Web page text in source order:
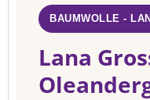
BAUMWOLLE -
Lana